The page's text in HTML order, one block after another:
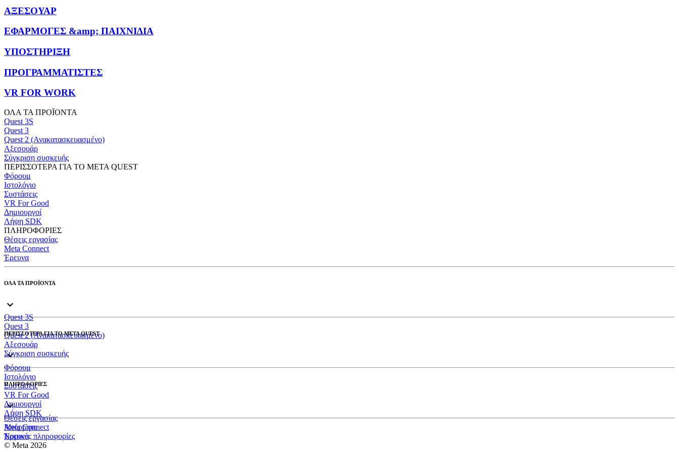
ΑΞΕΣΟΥΑΡ
ΕΦΑΡΜΟΓΕΣ &amp; ΠΑΙΧΝΙΔΙΑ
ΥΠΟΣΤΗΡΙΞΗ
ΠΡΟΓΡΑΜΜΑΤΙΣΤΕΣ
VR FOR WORK
ΟΛΑ ΤΑ ΠΡΟΪΟΝΤΑ
Quest 3S
Quest 3
Quest 2 (Ανακατασκευασμένο)
Αξεσουάρ
Σύγκριση συσκευής
ΠΕΡΙΣΣΟΤΕΡΑ ΓΙΑ ΤΟ META QUEST
Φόρουμ
Ιστολόγιο
Συστάσεις
VR For Good
Δημιουργοί
Λήψη SDK
ΠΛΗΡΟΦΟΡΙΕΣ
Θέσεις εργασίας
Meta Connect
Έρευνα
ΟΛΑ ΤΑ ΠΡΟΪΟΝΤΑ
Quest 3S
Quest 3
Quest 2 (Ανακατασκευασμένο)
Αξεσουάρ
Σύγκριση συσκευής
ΠΕΡΙΣΣΟΤΕΡΑ ΓΙΑ ΤΟ META QUEST
Φόρουμ
Ιστολόγιο
Συστάσεις
VR For Good
Δημιουργοί
Λήψη SDK
ΠΛΗΡΟΦΟΡΙΕΣ
Θέσεις εργασίας
Meta Connect
Έρευνα
Απόρρητο
Νομικές πληροφορίες
© Meta 2026